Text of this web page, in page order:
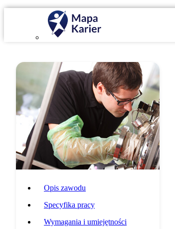
Opis zawodu
Specyfika pracy
Wymagania i umiejętności